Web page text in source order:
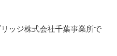
ッジ株式会社千葉事業所で